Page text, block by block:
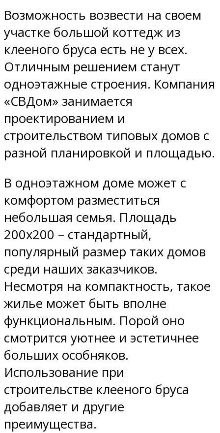
Возможность возвести на своем
участке большой коттедж из
клееного бруса есть не у всех.
Отличным решением станут
одноэтажные строения. Компания
«СВДом» занимается
проектированием и
строительством типовых домов с
разной планировкой и площадью.
В одноэтажном доме может с
комфортом разместиться
небольшая семья. Площадь
200х200 – стандартный,
популярный размер таких домов
среди наших заказчиков.
Несмотря на компактность, такое
жилье может быть вполне
функциональным. Порой оно
смотрится уютнее и эстетичнее
больших особняков.
Использование при
строительстве клееного бруса
добавляет и другие
преимущества.